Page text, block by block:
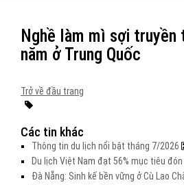
Nghề làm mì sợi truyền
năm ở Trung Quốc
Trở về đầu trang
Các tin khác
Thông tin du lịch nổi bật tháng 7/2026
Du lịch Việt Nam đạt 56% mục tiêu
Đà Nẵng: Sinh kế bền vững ở Cù Lao